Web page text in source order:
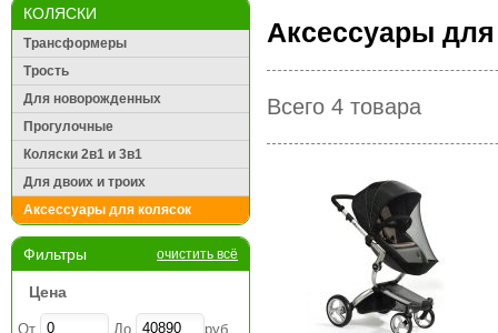
КОЛЯСКИ
Трансформеры
Трость
Для новорожденных
Прогулочные
Коляски 2в1 и 3в1
Для двоих и троих
Аксессуары для колясок
Фильтры очистить всё
Цена
От До руб.
Аксессуары для
Всего 4 товара